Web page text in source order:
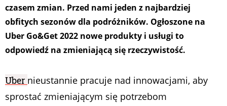
czasem zmian. Przed nami jeden z najbardziej
obfitych sezonów dla podróżników. Ogłoszone na
Uber Go&Get 2022 nowe produkty i usługi to
odpowiedź na zmieniającą się rzeczywistość.
Uber nieustannie pracuje nad innowacjami, aby
sprostać zmieniającym się potrzebom